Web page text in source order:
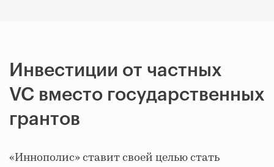
Инвестиции от частных
VC вместо государственных
грантов
«Иннополис» ставит своей целью стать